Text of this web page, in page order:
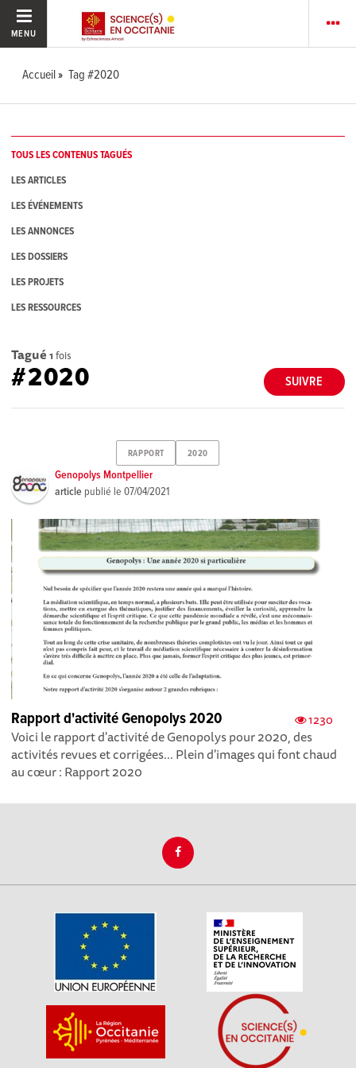
MENU
Accueil Tag #2020
TOUS LES CONTENUS TAGUÉS
LES ARTICLES
LES ÉVÉNEMENTS
LES ANNONCES
LES DOSSIERS
LES PROJETS
LES RESSOURCES
Tagué 1 fois
SUIVRE
#2020
RAPPORT 2020
Genopolys Montpellier
article publié le07/04/2021
1230
Rapport d'activité Genopolys 2020
Voici le rapport d'activité de Genopolys pour 2020, des
activités revues et corrigées... Plein d'images qui font chaud
au cœur : Rapport 2020